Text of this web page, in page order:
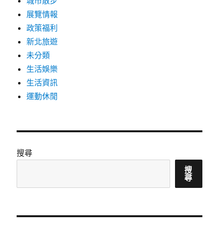
展覽情報
政策福利
新北旅遊
未分類
生活娛樂
生活資訊
運動休閒
搜尋
搜
尋